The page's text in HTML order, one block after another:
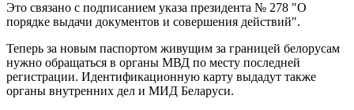
Это связано с подписанием указа президента № 278 "О
порядке выдачи документов и совершения действий".
Теперь за новым паспортом живущим за границей белорусам
нужно обращаться в органы МВД по месту последней
регистрации. Идентификационную карту выдадут также
органы внутренних дел и МИД Беларуси.